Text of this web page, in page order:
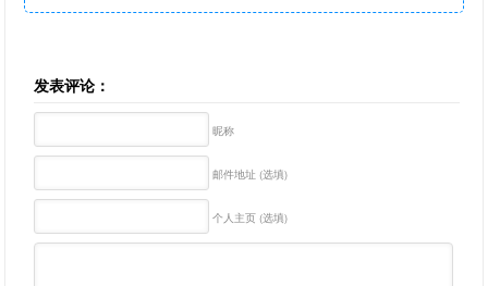
发表评论：
昵称
邮件地址 (选填)
个人主页 (选填)